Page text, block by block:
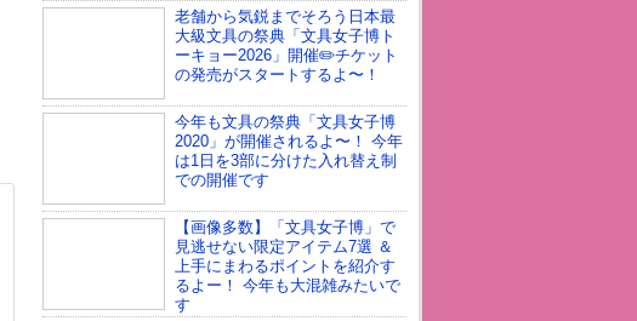
老舗から気鋭までそろう日本最
大級文具の祭典「文具女子博ト
ーキョー2026」開催✏️チケット
の発売がスタートするよ〜！
今年も文具の祭典「文具女子博
2020」が開催されるよ〜！ 今年
は1日を3部に分けた入れ替え制
での開催です
【画像多数】「文具女子博」で
見逃せない限定アイテム7選 ＆
上手にまわるポイントを紹介す
るよー！ 今年も大混雑みたいで
す